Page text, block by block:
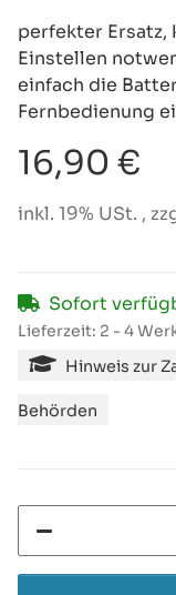
perfekter Ersatz,
Einstellen
einfach die
Fernbedienung
16,90 €
inkl. 19% USt. ,
Sofort
Lieferzeit: 2 - 4
Hinweis zur
Behörden